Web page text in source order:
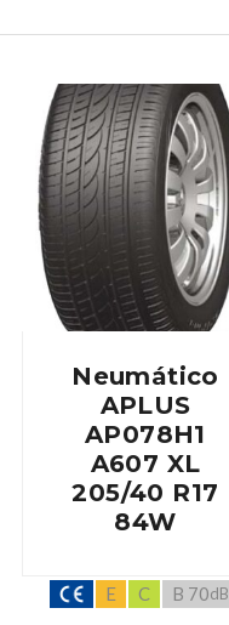
Neumático
APLUS
AP078H1
A607 XL
205/40 R17
84W
E C B 70dB